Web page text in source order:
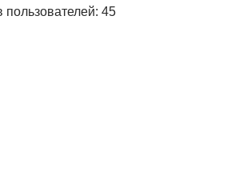
пользователей: 45